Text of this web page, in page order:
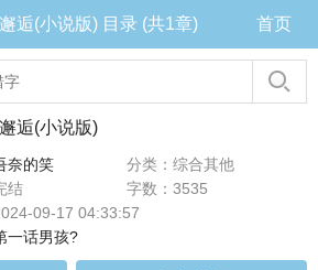
逅(小说版) 目录 (共1章) 首页
逅(小说版)
奈的笑
分类：综合其他
结
字数：3535
09-17 04:33:57
一话男孩?